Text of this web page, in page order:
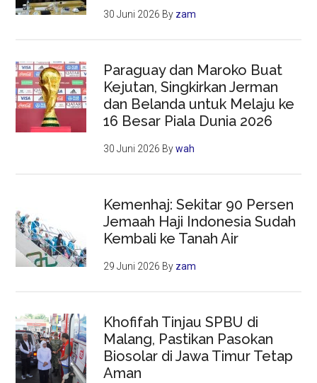
30 Juni 2026 By zam
Paraguay dan Maroko Buat
Kejutan, Singkirkan Jerman
dan Belanda untuk Melaju ke
16 Besar Piala Dunia 2026
30 Juni 2026 Bywah
Kemenhaj: Sekitar 90 Persen
Jemaah Haji Indonesia Sudah
Kembali ke Tanah Air
29 Juni 2026 By zam
Khofifah Tinjau SPBU di
Malang, Pastikan Pasokan
Biosolar di Jawa Timur Tetap
Aman